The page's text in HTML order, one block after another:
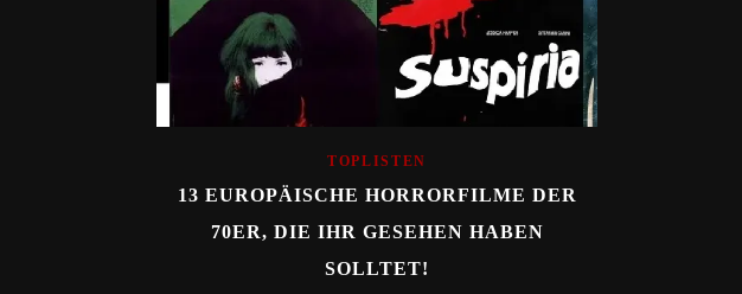
TOPLISTEN
13 EUROPÄISCHE HORRORFILME DER
70ER, DIE IHR GESEHEN HABEN
SOLLTET!